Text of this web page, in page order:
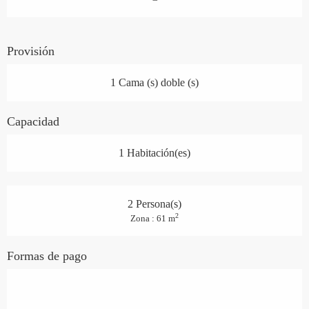
Provisión
1 Cama (s) doble (s)
Capacidad
1 Habitación(es)
2 Persona(s)
Zona : 61 m2
Formas de pago